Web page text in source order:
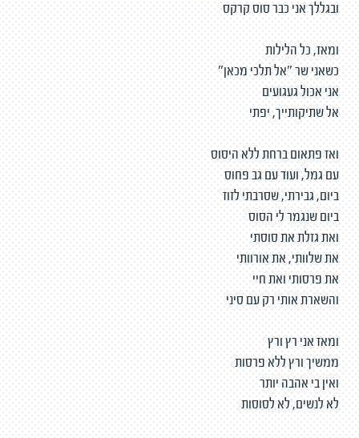
ובגללך אני כבר סוס קרקס
ומאז, כל הלילות
כשאני שר "אל תלכי מכאן"
אני אכול געגועים
אל שתיקותייך, יפתי
ואז פתאום ברחת ללא היסוס
עם גמל, ועוד עם גב פחוס
ביום, גבירתי, שסרבתי לזוז
ביום שנגמר לי הסוס
ואת גזלת את סוסתי
את שלוותי, את אורוותי
את פרסותי ואת חיי
והשארת אותי רק עם סיני
ומאז אני רץ ורץ
ממשיך ורץ ללא פרסות
ואין בי אהבה יותר
לא לנשים, לא לסוסות